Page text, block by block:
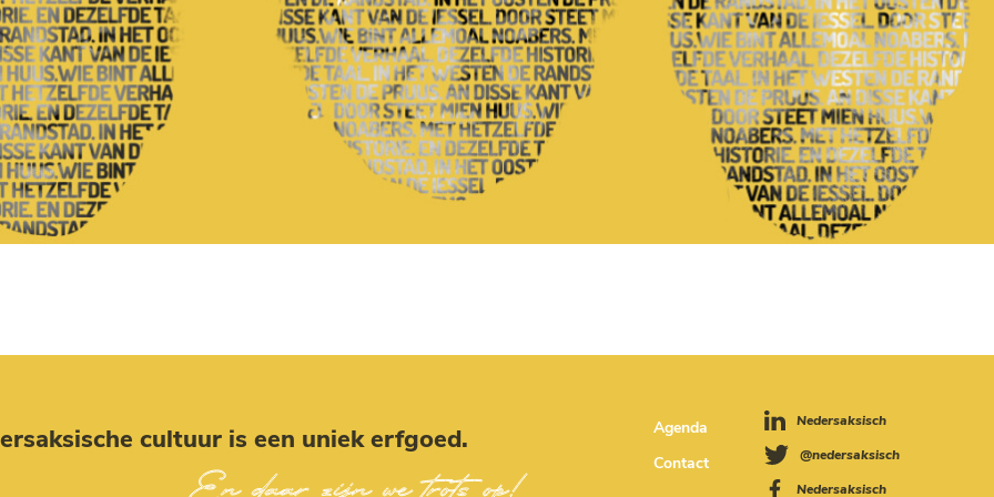
cultuur is een uniek erfgoed.
Agenda
Contact
Nedersaksisch
@nedersaksisch
Nedersaksisch